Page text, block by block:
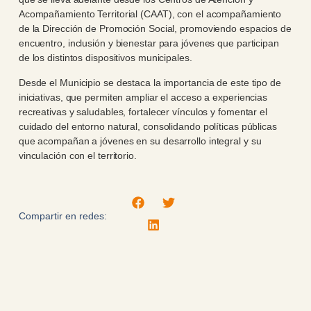
Acompañamiento Territorial (CAAT), con el acompañamiento
de la Dirección de Promoción Social, promoviendo espacios de
encuentro, inclusión y bienestar para jóvenes que participan
de los distintos dispositivos municipales.
Desde el Municipio se destaca la importancia de este tipo de
iniciativas, que permiten ampliar el acceso a experiencias
recreativas y saludables, fortalecer vínculos y fomentar el
cuidado del entorno natural, consolidando políticas públicas
que acompañan a jóvenes en su desarrollo integral y su
vinculación con el territorio.
Compartir en redes: